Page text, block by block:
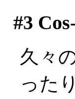
#3
久々
った